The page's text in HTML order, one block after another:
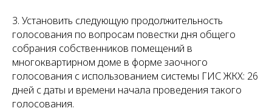
3. Установить следующую продолжительность
голосования по вопросам повестки дня общего
собрания собственников помещений в
многоквартирном доме в форме заочного
голосования с использованием системы ГИС ЖКХ: 26
дней с даты и времени начала проведения такого
голосования.